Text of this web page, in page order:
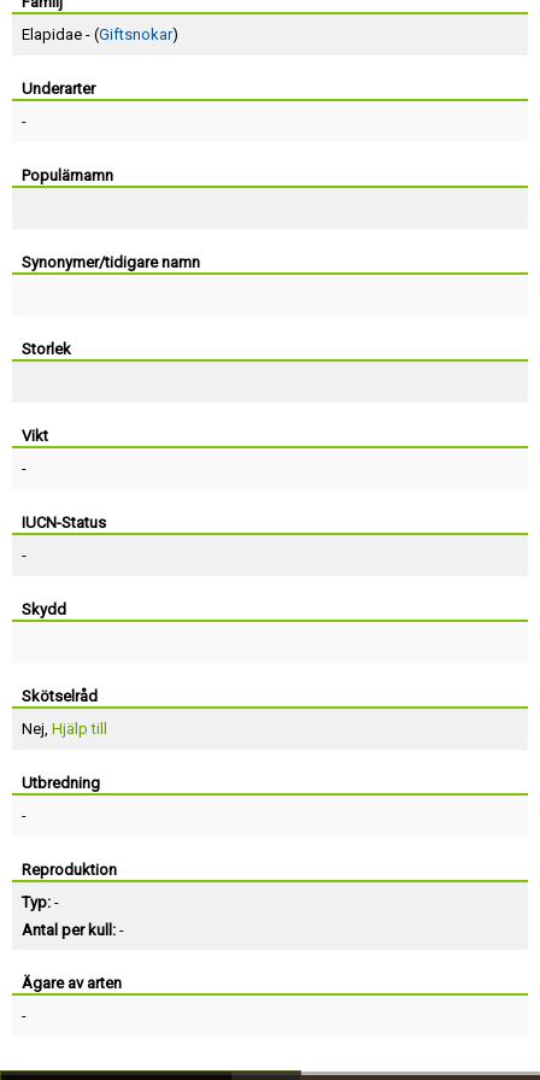
Elapidae - (Giftsnokar)
Underarter
-
Populärnamn
Synonymer/tidigare namn
Storlek
Vikt
-
IUCN-Status
-
Skydd
Skötselråd
Nej, Hjälp till
Utbredning
-
Reproduktion
Typ: -
Antal per kull: -
Ägare av arten
-